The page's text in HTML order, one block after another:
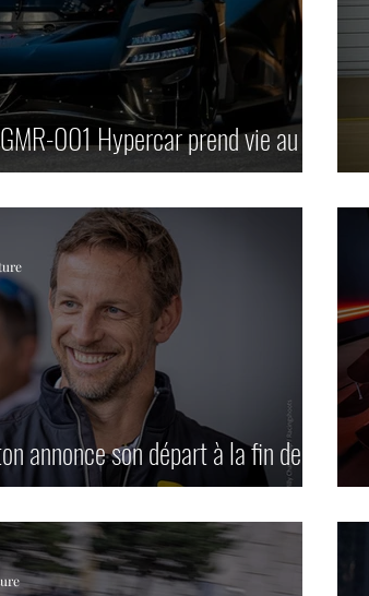
001 Hypercar prend vie au
annonce son départ à la fin de la